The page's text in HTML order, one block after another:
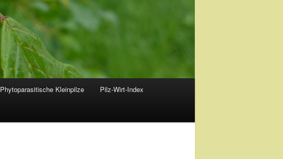
Phytoparasitische Kleinpilze Pilz-Wirt-Index